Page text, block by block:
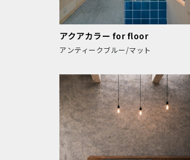
アクアカラー for floor
アンティークブルー/マット